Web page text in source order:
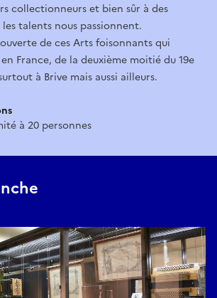
collectionneurs et bien sûr à des
talents nous passionnent.
de ces Arts foisonnants qui
France, de la deuxième moitié du 19e
à Brive mais aussi ailleurs.
à 20 personnes